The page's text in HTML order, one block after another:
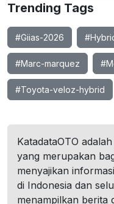
Trending Tags
#Giias-2026
#Marc-marquez
#Toyota-veloz-hybrid
KatadataOTO
yang merupakan
menyajikan
di Indonesia dan
menampilkan berita